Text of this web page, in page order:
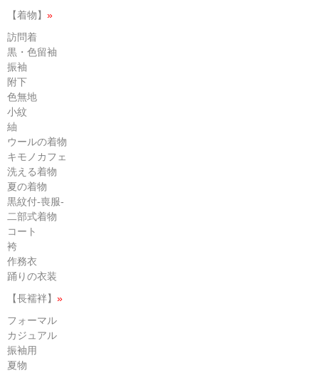
【着物】 »
訪問着
黒・色留袖
振袖
附下
色無地
小紋
紬
ウールの着物
キモノカフェ
洗える着物
夏の着物
黒紋付-喪服-
二部式着物
コート
袴
作務衣
踊りの衣装
【長襦袢】 »
フォーマル
カジュアル
振袖用
夏物